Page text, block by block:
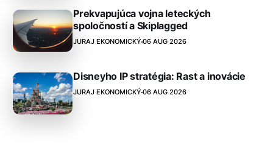
Prekvapujúca vojna leteckých
spoločností a Skiplagged
JURAJ EKONOMICKÝ 06 AUG 2026
Disneyho IP stratégia: Rast a inovácie
JURAJ EKONOMICKÝ 06 AUG 2026